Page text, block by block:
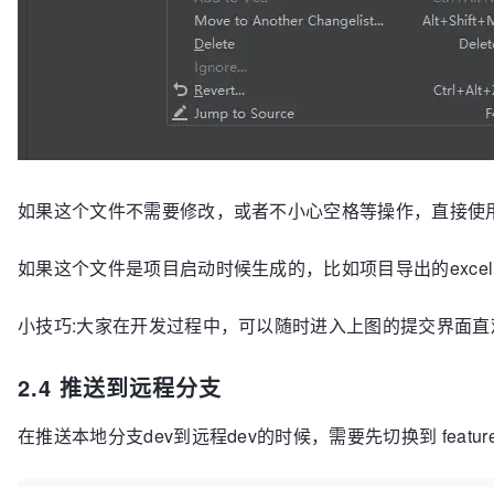
如果这个文件不需要修改，或者不小心空格等操作，直接使
如果这个文件是项目启动时候生成的，比如项目导出的
小技巧:大家在开发过程中，可以随时进入上图的提交界面
2.4 推送到远程分支
在推送本地分支dev到远程dev的时候，需要先切换到